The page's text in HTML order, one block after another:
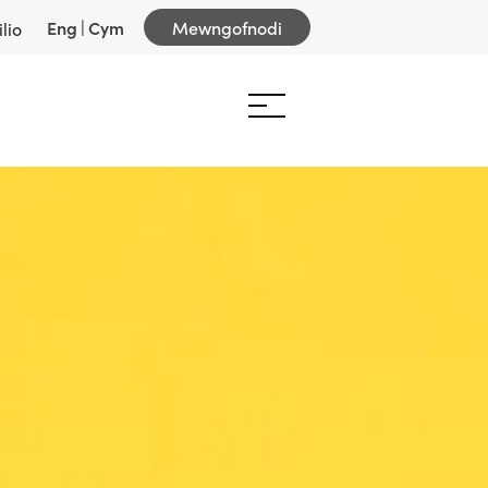
Eng |Cym Mewngofnodi